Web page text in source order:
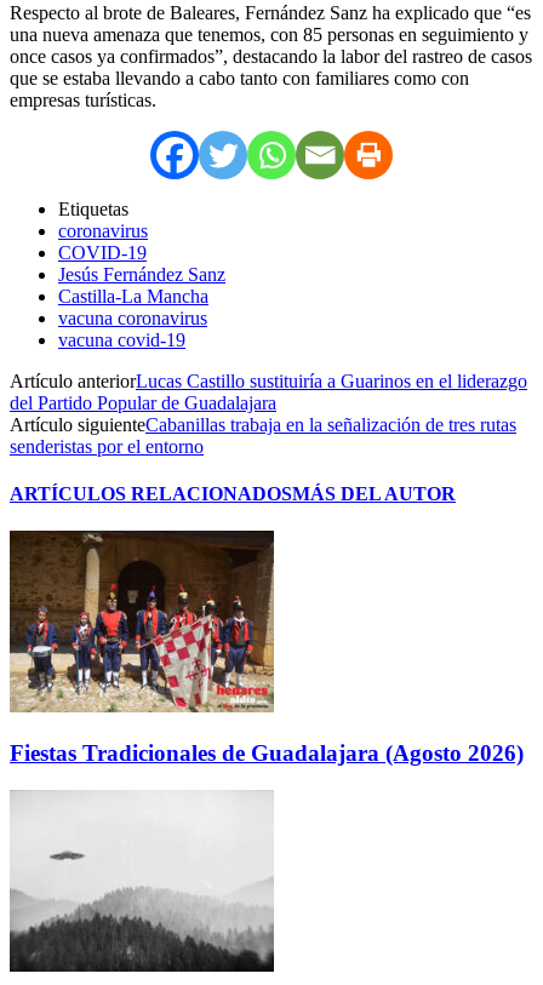
Respecto al brote de Baleares, Fernández Sanz ha explicado que “es
una nueva amenaza que tenemos, con 85 personas en seguimiento y
once casos ya confirmados”, destacando la labor del rastreo de casos
que se estaba llevando a cabo tanto con familiares como con
empresas turísticas.
Etiquetas
coronavirus
COVID-19
Jesús Fernández Sanz
Castilla-La Mancha
vacuna coronavirus
vacuna covid-19
Artículo anteriorLucas Castillo sustituiría a Guarinos en el liderazgo
del Partido Popular de Guadalajara
Artículo siguienteCabanillas trabaja en la señalización de tres rutas
senderistas por el entorno
ARTÍCULOS RELACIONADOSMÁS DEL AUTOR
Fiestas Tradicionales de Guadalajara (Agosto 2026)